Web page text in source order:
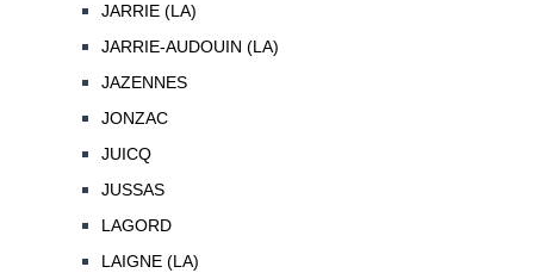
JARRIE (LA)
JARRIE-AUDOUIN (LA)
JAZENNES
JONZAC
JUICQ
JUSSAS
LAGORD
LAIGNE (LA)